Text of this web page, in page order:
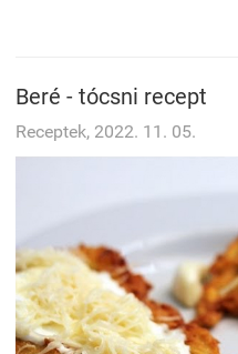
Beré - tócsni recept
Receptek, 2022. 11. 05.